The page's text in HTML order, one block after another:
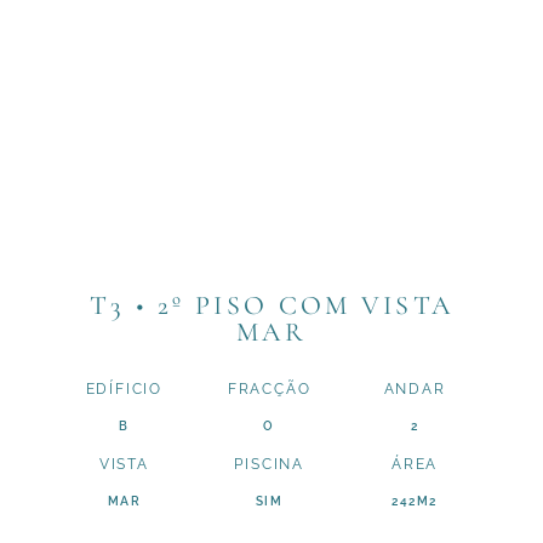
T3 • 2º PISO COM VISTA
MAR
EDÍFICIO
B
FRACÇÃO
O
ANDAR
2
VISTA
MAR
PISCINA
SIM
ÁREA
242M2